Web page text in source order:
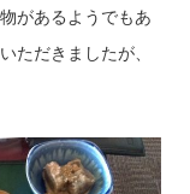
があるようでもあ
ただきましたが、